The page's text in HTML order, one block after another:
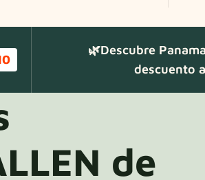
🌿Descubre
descuento
de